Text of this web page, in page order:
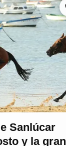
Sanlúcar
y la gran